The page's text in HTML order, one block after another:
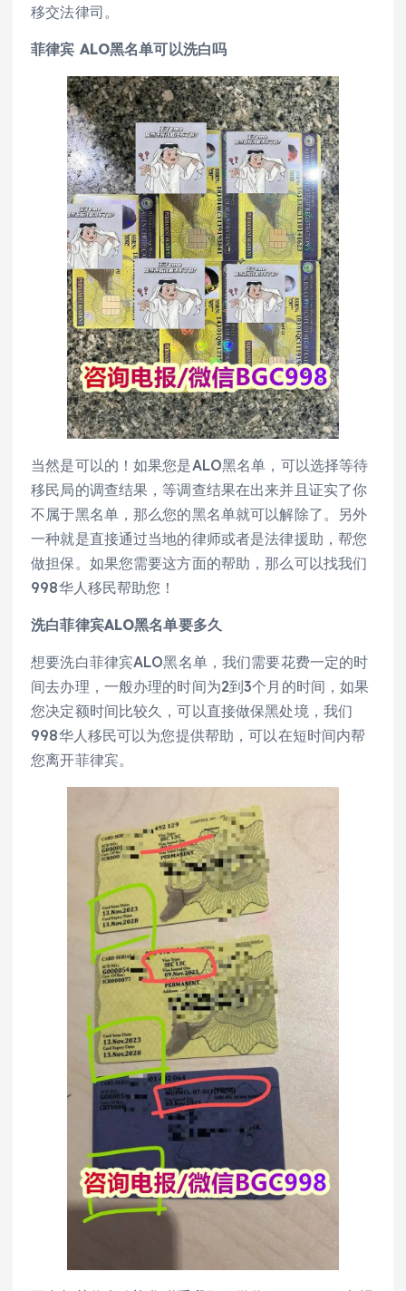
移交法律司。
菲律宾 ALO黑名单可以洗白吗
当然是可以的！如果您是ALO黑名单，可以选择等待
移民局的调查结果，等调查结果在出来并且证实了你
不属于黑名单，那么您的黑名单就可以解除了。另外
一种就是直接通过当地的律师或者是法律援助，帮您
做担保。如果您需要这方面的帮助，那么可以找我们
998华人移民帮助您！
洗白菲律宾ALO黑名单要多久
想要洗白菲律宾ALO黑名单，我们需要花费一定的时
间去办理，一般办理的时间为2到3个月的时间，如果
您决定额时间比较久，可以直接做保黑处境，我们
998华人移民可以为您提供帮助，可以在短时间内帮
您离开菲律宾。